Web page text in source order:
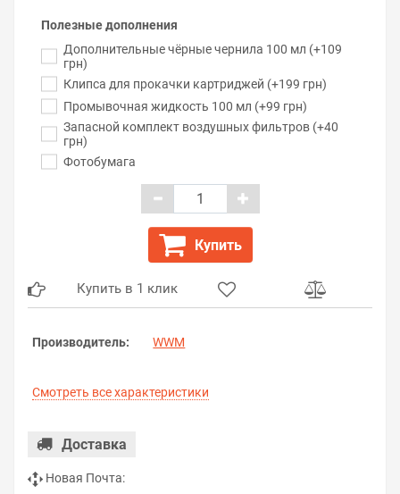
Полезные дополнения
Дополнительные чёрные чернила 100 мл (+109
грн)
Клипса для прокачки картриджей (+199 грн)
Промывочная жидкость 100 мл (+99 грн)
Запасной комплект воздушных фильтров (+40
грн)
Фотобумага
Купить
Купить в 1 клик
Производитель: WWM
Смотреть все характеристики
Доставка
Новая Почта: